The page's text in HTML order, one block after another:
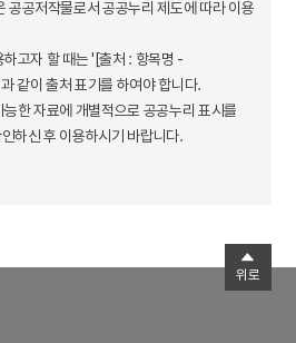
공공저작물로서 공공누리 제도에 따라 이용
고자 할 때는 '[출처 : 항목명 -
같이 출처 표기를 하여야 합니다.
한 자료에 개별적으로 공공누리 표시를
하신 후 이용하시기 바랍니다.
위로